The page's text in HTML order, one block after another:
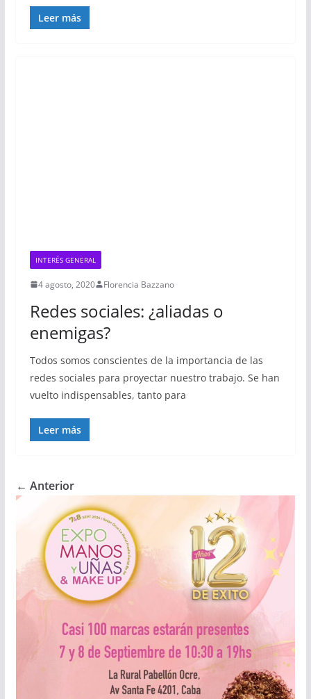
Leer más
INTERÉS GENERAL
4 agosto, 2020 Florencia Bazzano
Redes sociales: ¿aliadas o
enemigas?
Todos somos conscientes de la importancia de las
redes sociales para proyectar nuestro trabajo. Se han
vuelto indispensables, tanto para
Leer más
← Anterior